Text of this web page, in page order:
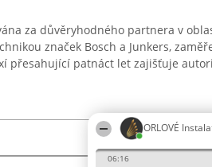
ORLOVÉ
06:16
za důvěryhodného partnera v
značek Bosch a Junkers,
přesahující patnáct let zajišťuje